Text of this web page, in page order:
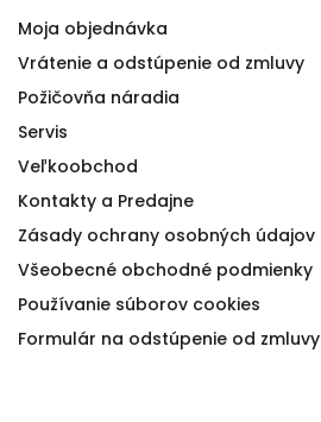
Moja objednávka
Vrátenie a odstúpenie od zmluvy
Požičovňa náradia
Servis
Veľkoobchod
Kontakty a Predajne
Zásady ochrany osobných údajov
Všeobecné obchodné podmienky
Používanie súborov cookies
Formulár na odstúpenie od zmluvy